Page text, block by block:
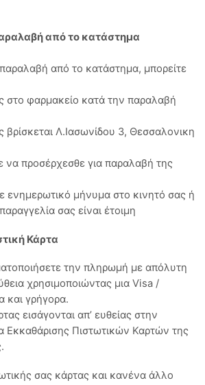
από το κατάστημα
από το κατάστημα, μπορείτε
στο φαρμακείο κατά την παραλαβή
βρίσκεται Λ.Ιασωνίδου 3, Θεσσαλονικη
να προσέρχεσθε για παραλαβή της
ενημερωτικό μήνυμα στο κινητό σας ή
σας είναι έτοιμη
Κάρτα
την πληρωμή με απόλυτη
χρησιμοποιώντας μια Visa /
και γρήγορα.
εισάγoνται απ’ ευθείας στην
Εκκαθάρισης Πιστωτικών Καρτών της
σας κάρτας και κανένα άλλο